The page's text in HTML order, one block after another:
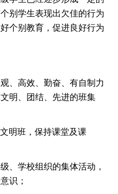
别学生表现出欠佳的行为
个别教育，促进良好行为
、高效、勤奋、有自制力
明、团结、先进的班集
明班，保持课堂及课
、学校组织的集体活动，
识；